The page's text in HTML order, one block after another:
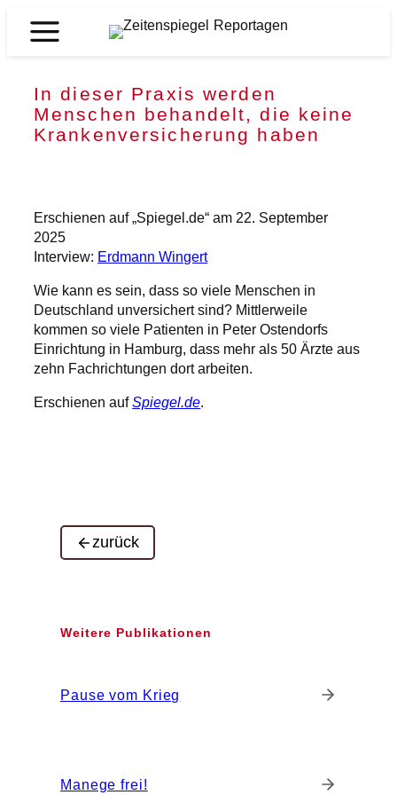
Inhalt
Zeitenspiegel
In dieser Praxis werden
Menschen behandelt, die keine
Krankenversicherung haben
Erschienen auf „Spiegel.de“ am 22. September
2025
Interview: Erdmann Wingert
Wie kann es sein, dass so viele Menschen in
Deutschland unversichert sind? Mittlerweile
kommen so viele Patienten in Peter Ostendorfs
Einrichtung in Hamburg, dass mehr als 50 Ärzte aus
zehn Fachrichtungen dort arbeiten.
Erschienen aufSpiegel.de.
zurück
Weitere Publikationen
Pause vom Krieg
Manege frei!